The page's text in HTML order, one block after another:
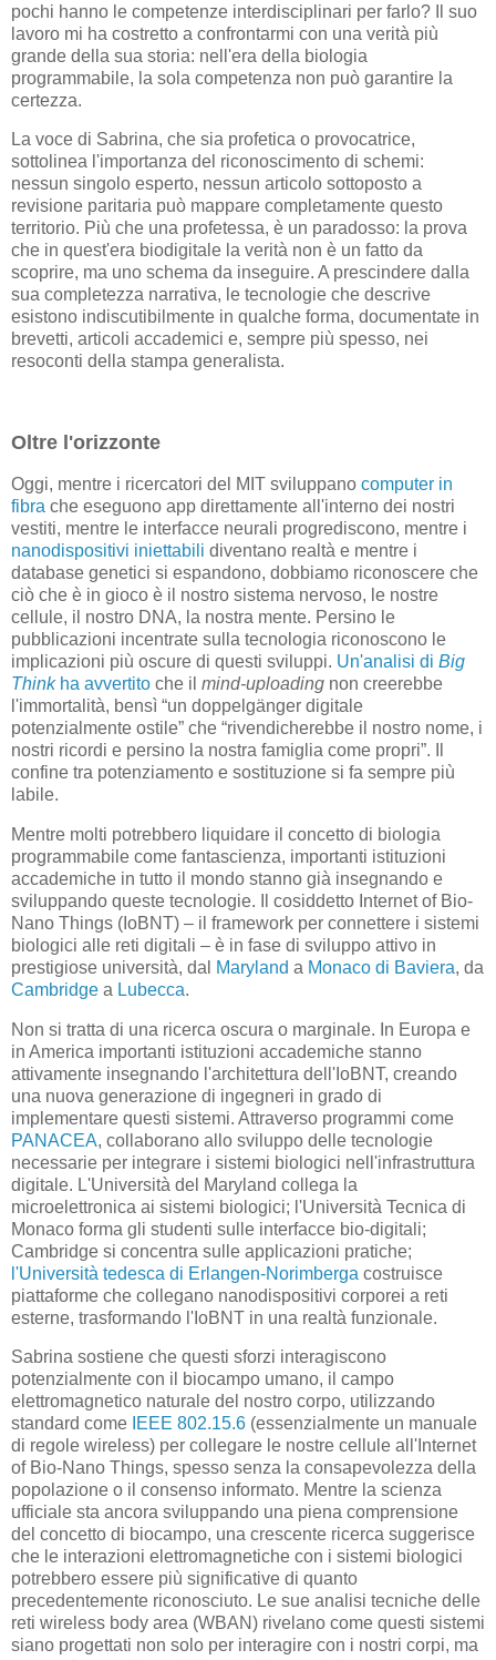
pochi hanno le competenze interdisciplinari per farlo? Il suo
lavoro mi ha costretto a confrontarmi con una verità più
grande della sua storia: nell'era della biologia
programmabile, la sola competenza non può garantire la
certezza.
La voce di Sabrina, che sia profetica o provocatrice,
sottolinea l'importanza del riconoscimento di schemi:
nessun singolo esperto, nessun articolo sottoposto a
revisione paritaria può mappare completamente questo
territorio. Più che una profetessa, è un paradosso: la prova
che in quest'era biodigitale la verità non è un fatto da
scoprire, ma uno schema da inseguire. A prescindere dalla
sua completezza narrativa, le tecnologie che descrive
esistono indiscutibilmente in qualche forma, documentate in
brevetti, articoli accademici e, sempre più spesso, nei
resoconti della stampa generalista.
Oltre l'orizzonte
Oggi, mentre i ricercatori del MIT sviluppano computer in
fibra che eseguono app direttamente all'interno dei nostri
vestiti, mentre le interfacce neurali progrediscono, mentre i
nanodispositivi iniettabili diventano realtà e mentre i
database genetici si espandono, dobbiamo riconoscere che
ciò che è in gioco è il nostro sistema nervoso, le nostre
cellule, il nostro DNA, la nostra mente. Persino le
pubblicazioni incentrate sulla tecnologia riconoscono le
implicazioni più oscure di questi sviluppi. Un'analisi di Big
Thinkha avvertito che il mind-uploading non creerebbe
l'immortalità, bensì “un doppelgänger digitale
potenzialmente ostile” che “rivendicherebbe il nostro nome, i
nostri ricordi e persino la nostra famiglia come propri”. Il
confine tra potenziamento e sostituzione si fa sempre più
labile.
Mentre molti potrebbero liquidare il concetto di biologia
programmabile come fantascienza, importanti istituzioni
accademiche in tutto il mondo stanno già insegnando e
sviluppando queste tecnologie. Il cosiddetto Internet of Bio-
Nano Things (IoBNT) – il framework per connettere i sistemi
biologici alle reti digitali – è in fase di sviluppo attivo in
prestigiose università, dal
Maryland a Monaco di Baviera, da
Cambridge a Lubecca.
Non si tratta di una ricerca oscura o marginale. In Europa e
in America importanti istituzioni accademiche stanno
attivamente insegnando l'architettura dell'IoBNT, creando
una nuova generazione di ingegneri in grado di
implementare questi sistemi. Attraverso programmi come
PANACEA, collaborano allo sviluppo delle tecnologie
necessarie per integrare i sistemi biologici nell'infrastruttura
digitale. L'Università del Maryland collega la
microelettronica ai sistemi biologici; l'Università Tecnica di
Monaco forma gli studenti sulle interfacce bio-digitali;
Cambridge si concentra sulle applicazioni pratiche;
l'Università tedesca di Erlangen-Norimberga costruisce
piattaforme che collegano nanodispositivi corporei a reti
esterne, trasformando l'IoBNT in una realtà funzionale.
Sabrina sostiene che questi sforzi interagiscono
potenzialmente con il biocampo umano, il campo
elettromagnetico naturale del nostro corpo, utilizzando
standard come IEEE 802.15.6 (essenzialmente un manuale
di regole wireless) per collegare le nostre cellule all'Internet
of Bio-Nano Things, spesso senza la consapevolezza della
popolazione o il consenso informato. Mentre la scienza
ufficiale sta ancora sviluppando una piena comprensione
del concetto di biocampo, una crescente ricerca suggerisce
che le interazioni elettromagnetiche con i sistemi biologici
potrebbero essere più significative di quanto
precedentemente riconosciuto. Le sue analisi tecniche delle
reti wireless body area (WBAN) rivelano come questi sistemi
siano progettati non solo per interagire con i nostri corpi, ma